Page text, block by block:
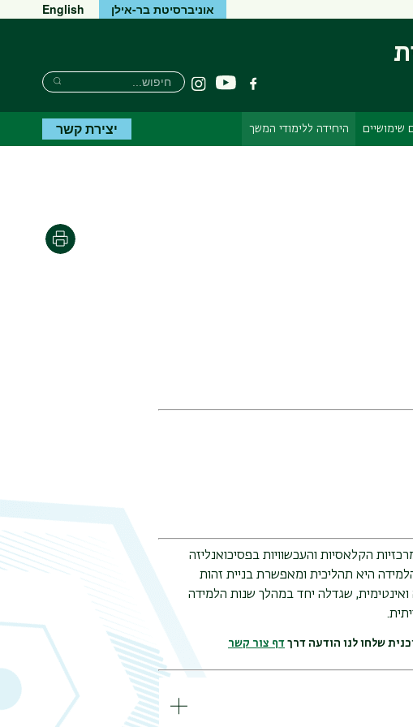
אוניברסיטת בר-אילן English
פייסבוקיוטיוב Instagram
חיפוש
Search
Search
שימושיים היחידה ללימודי המשך יצירת קשר
הדפסה
הקלאסיות והעכשוויות בפסיכואנליזה
היא תהליכית ומאפשרת בניית זהות
שגדלה יחד במהלך שנות הלמידה
שלחו לנו הודעה דרך דף צור קשר